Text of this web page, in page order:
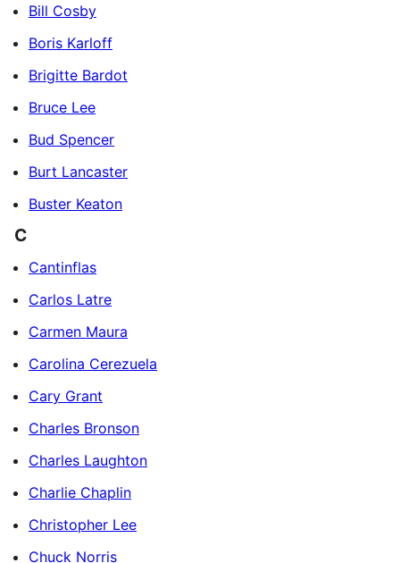
Bill Cosby
Boris Karloff
Brigitte Bardot
Bruce Lee
Bud Spencer
Burt Lancaster
Buster Keaton
C
Cantinflas
Carlos Latre
Carmen Maura
Carolina Cerezuela
Cary Grant
Charles Bronson
Charles Laughton
Charlie Chaplin
Christopher Lee
Chuck Norris